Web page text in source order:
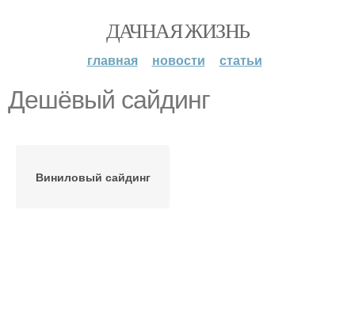
ДАЧНАЯ ЖИЗНЬ
главная новости статьи
Дешёвый сайдинг
Виниловый сайдинг